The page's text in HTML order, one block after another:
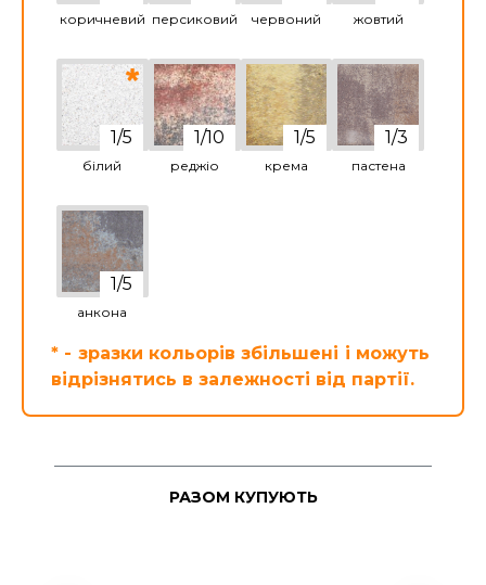
коричневий персиковий червоний жовтий
білий реджіо крема пастена
анкона
* - зразки кольорів збільшені і можуть
відрізнятись в залежності від партії.
РАЗОМ КУПУЮТЬ